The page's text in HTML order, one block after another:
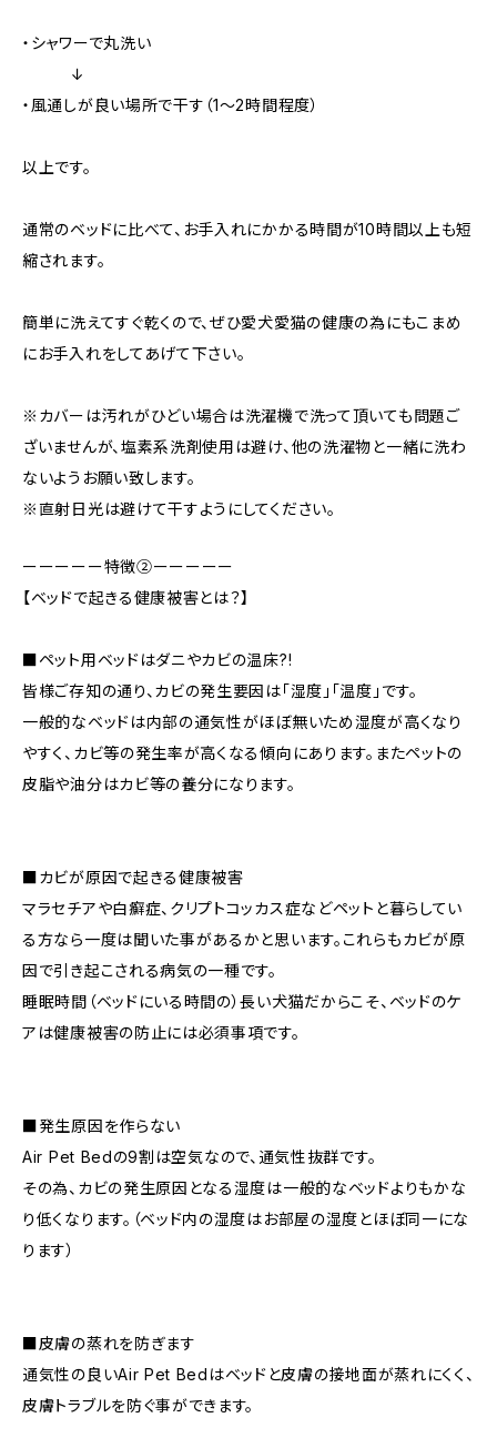
・シャワーで丸洗い
↓
・風通しが良い場所で干す（1〜2時間程度）
以上です。
通常のベッドに比べて、お手入れにかかる時間が10時間以上も短
縮されます。
簡単に洗えてすぐ乾くので、ぜひ愛犬愛猫の健康の為にもこまめ
にお手入れをしてあげて下さい。
※カバーは汚れがひどい場合は洗濯機で洗って頂いても問題ご
ざいませんが、塩素系洗剤使用は避け、他の洗濯物と一緒に洗わ
ないようお願い致します。
※直射日光は避けて干すようにしてください。
ーーーーー特徴②ーーーーー
【ベッドで起きる健康被害とは？】
■ペット用ベッドはダニやカビの温床?!
皆様ご存知の通り、カビの発生要因は「湿度」「温度」です。
一般的なベッドは内部の通気性がほぼ無いため湿度が高くなり
やすく、カビ等の発生率が高くなる傾向にあります。またペットの
皮脂や油分はカビ等の養分になります。
■カビが原因で起きる健康被害
マラセチアや白癬症、クリプトコッカス症などペットと暮らしてい
る方なら一度は聞いた事があるかと思います。これらもカビが原
因で引き起こされる病気の一種です。
睡眠時間（ベッドにいる時間の）長い犬猫だからこそ、ベッドのケ
アは健康被害の防止には必須事項です。
■発生原因を作らない
Air Pet Bedの9割は空気なので、通気性抜群です。
その為、カビの発生原因となる湿度は一般的なベッドよりもかな
り低くなります。（ベッド内の湿度はお部屋の湿度とほぼ同一にな
ります）
■皮膚の蒸れを防ぎます
通気性の良いAir Pet Bedはベッドと皮膚の接地面が蒸れにくく、
皮膚トラブルを防ぐ事ができます。